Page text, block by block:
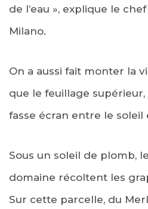
de l’eau », explique le
Milano.
On a aussi fait monter la
que le feuillage
fasse écran entre le soleil
Sous un soleil de plomb,
domaine récoltent les
Sur cette parcelle, du